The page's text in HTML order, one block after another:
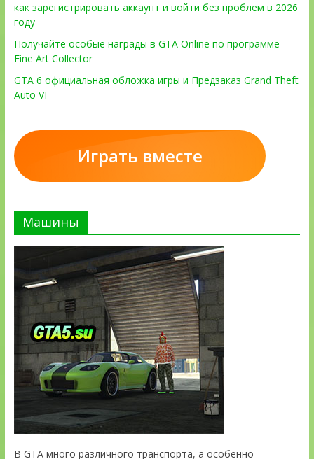
как зарегистрировать аккаунт и войти без проблем в 2026
году
Получайте особые награды в GTA Online по программе
Fine Art Collector
GTA 6 официальная обложка игры и Предзаказ Grand Theft
Auto VI
Играть вместе
Машины
В GTA много различного транспорта, а особенно